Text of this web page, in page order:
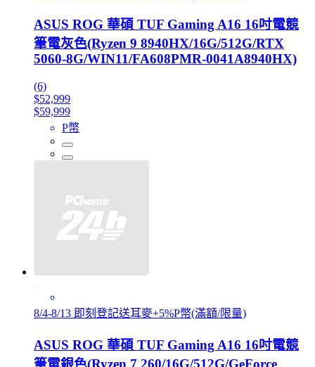
ASUS ROG 華碩 TUF Gaming A16 16吋電競
筆電灰色(Ryzen 9 8940HX/16G/512G/RTX
5060-8G/WIN11/FA608PMR-0041A8940HX)
(6)
$52,999
$59,999
P幣
8/4-8/13 即刻登記送耳麥+5%P幣(滿額/限量)
ASUS ROG 華碩 TUF Gaming A16 16吋電競
筆電銀色(Ryzen 7 260/16G/512G/GeForce